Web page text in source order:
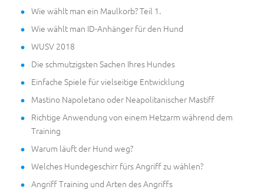
Wie wählt man ein Maulkorb? Teil 1.
Wie wählt man ID-Anhänger für den Hund
WUSV 2018
Die schmutzigsten Sachen Ihres Hundes
Einfache Spiele für vielseitige Entwicklung
Mastino Napoletano oder Neapolitanischer Mastiff
Richtige Anwendung von einem Hetzarm während dem
Training
Warum läuft der Hund weg?
Welches Hundegeschirr fürs Angriff zu wählen?
Angriff Training und Arten des Angriffs